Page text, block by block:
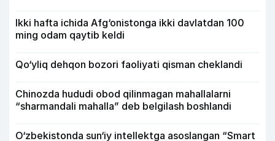
Ikki hafta ichida Afg‘onistonga ikki davlatdan 100
ming odam qaytib keldi
Qo‘yliq dehqon bozori faoliyati qisman cheklandi
Chinozda hududi obod qilinmagan mahallalarni
“sharmandali mahalla” deb belgilash boshlandi
O‘zbekistonda sun‘iy intellektga asoslangan “Smart